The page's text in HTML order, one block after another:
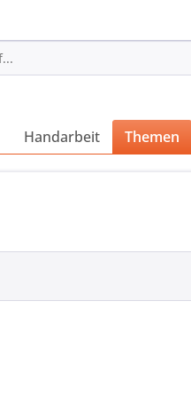
Handarbeit Themen